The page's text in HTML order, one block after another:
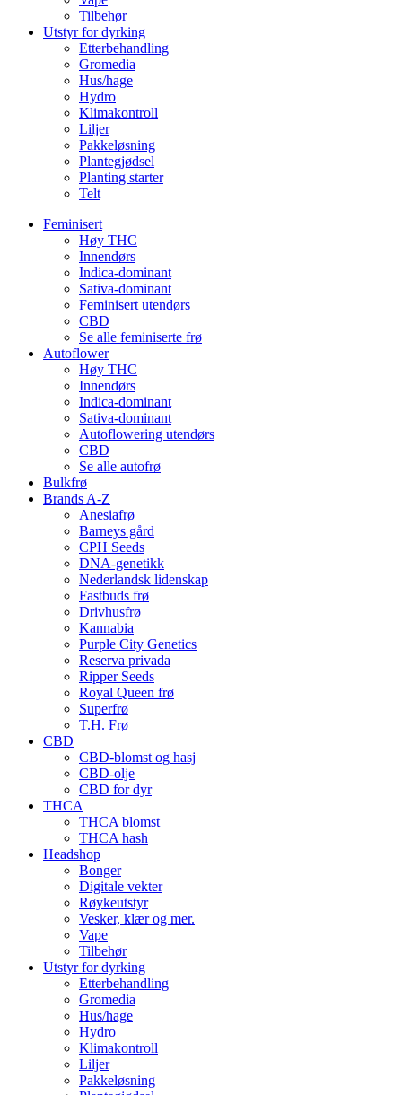
Tilbehør
Utstyr for dyrking
Etterbehandling
Gromedia
Hus/hage
Hydro
Klimakontroll
Liljer
Pakkeløsning
Plantegjødsel
Planting starter
Telt
Feminisert
Høy THC
Innendørs
Indica-dominant
Sativa-dominant
Feminisert utendørs
CBD
Se alle feminiserte frø
Autoflower
Høy THC
Innendørs
Indica-dominant
Sativa-dominant
Autoflowering utendørs
CBD
Se alle autofrø
Bulkfrø
Brands A-Z
Anesiafrø
Barneys gård
CPH Seeds
DNA-genetikk
Nederlandsk lidenskap
Fastbuds frø
Drivhusfrø
Kannabia
Purple City Genetics
Reserva privada
Ripper Seeds
Royal Queen frø
Superfrø
T.H. Frø
CBD
CBD-blomst og hasj
CBD-olje
CBD for dyr
THCA
THCA blomst
THCA hash
Headshop
Bonger
Digitale vekter
Røykeutstyr
Vesker, klær og mer.
Vape
Tilbehør
Utstyr for dyrking
Etterbehandling
Gromedia
Hus/hage
Hydro
Klimakontroll
Liljer
Pakkeløsning